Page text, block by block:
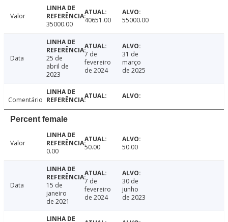
Valor
35000.00
40651.00 55000.00
Data
25 de
abril de
2023
7 de
fevereiro
de 2024
31 de
março
de 2025
Comentário
Percent female
Valor
0.00
50.00 50.00
Data
15 de
janeiro
de 2021
7 de
fevereiro
de 2024
30 de
junho
de 2023